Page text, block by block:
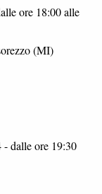
ore 18:00 alle
(MI)
dalle ore 19:30